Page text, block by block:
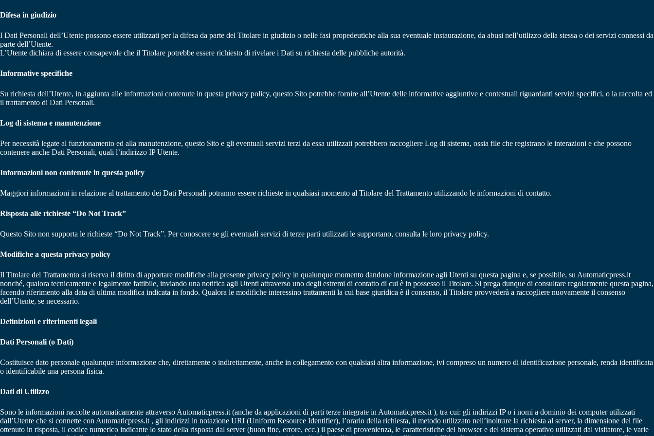
Difesa in giudizio
I Dati Personali dell’Utente possono essere utilizzati per la difesa da parte del Titolare in giudizio o nelle fasi propedeutiche alla sua eventuale instaurazione, da abusi nell’utilizzo della stessa o dei servizi connessi da
parte dell’Utente.
L’Utente dichiara di essere consapevole che il Titolare potrebbe essere richiesto di rivelare i Dati su richiesta delle pubbliche autorità.
Informative specifiche
Su richiesta dell’Utente, in aggiunta alle informazioni contenute in questa privacy policy, questo Sito potrebbe fornire all’Utente delle informative aggiuntive e contestuali riguardanti servizi specifici, o la raccolta ed
il trattamento di Dati Personali.
Log di sistema e manutenzione
Per necessità legate al funzionamento ed alla manutenzione, questo Sito e gli eventuali servizi terzi da essa utilizzati potrebbero raccogliere Log di sistema, ossia file che registrano le interazioni e che possono
contenere anche Dati Personali, quali l’indirizzo IP Utente.
Informazioni non contenute in questa policy
Maggiori informazioni in relazione al trattamento dei Dati Personali potranno essere richieste in qualsiasi momento al Titolare del Trattamento utilizzando le informazioni di contatto.
Risposta alle richieste “Do Not Track”
Questo Sito non supporta le richieste “Do Not Track”. Per conoscere se gli eventuali servizi di terze parti utilizzati le supportano, consulta le loro privacy policy.
Modifiche a questa privacy policy
Il Titolare del Trattamento si riserva il diritto di apportare modifiche alla presente privacy policy in qualunque momento dandone informazione agli Utenti su questa pagina e, se possibile, su Automaticpress.it
nonché, qualora tecnicamente e legalmente fattibile, inviando una notifica agli Utenti attraverso uno degli estremi di contatto di cui è in possesso il Titolare. Si prega dunque di consultare regolarmente questa pagina,
facendo riferimento alla data di ultima modifica indicata in fondo. Qualora le modifiche interessino trattamenti la cui base giuridica è il consenso, il Titolare provvederà a raccogliere nuovamente il consenso
dell’Utente, se necessario.
Definizioni e riferimenti legali
Dati Personali (o Dati)
Costituisce dato personale qualunque informazione che, direttamente o indirettamente, anche in collegamento con qualsiasi altra informazione, ivi compreso un numero di identificazione personale, renda identificata
o identificabile una persona fisica.
Dati di Utilizzo
Sono le informazioni raccolte automaticamente attraverso Automaticpress.it (anche da applicazioni di parti terze integrate in Automaticpress.it ), tra cui: gli indirizzi IP o i nomi a dominio dei computer utilizzati
dall’Utente che si connette con Automaticpress.it , gli indirizzi in notazione URI (Uniform Resource Identifier), l’orario della richiesta, il metodo utilizzato nell’inoltrare la richiesta al server, la dimensione del file
ottenuto in risposta, il codice numerico indicante lo stato della risposta dal server (buon fine, errore, ecc.) il paese di provenienza, le caratteristiche del browser e del sistema operativo utilizzati dal visitatore, le varie